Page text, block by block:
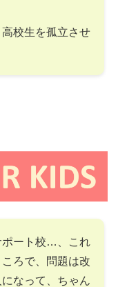
校生を孤立させ
ポート校…、これ
ろで、問題は改
なって、ちゃん